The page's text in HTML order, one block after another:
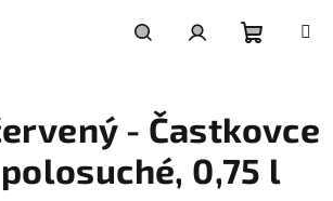
košík
- Častkovce
0,75 l